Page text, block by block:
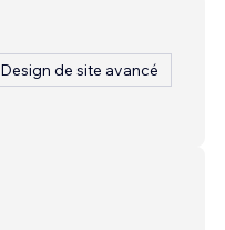
Design de site avancé